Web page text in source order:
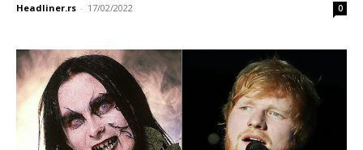
Headliner.rs - 17/02/2022 0